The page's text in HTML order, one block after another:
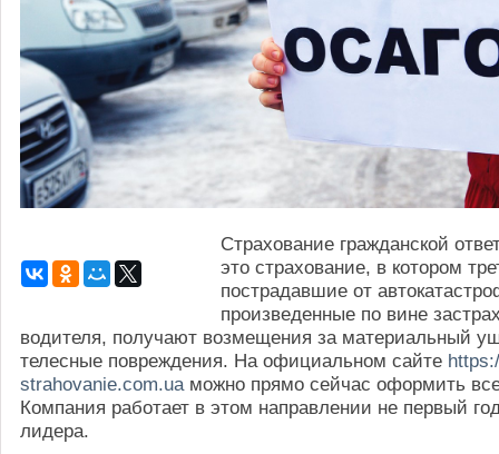
Страхование гражданской
это страхование, в котором
пострадавшие от
произведенные по вине
водителя, получают возмещения за материальный
телесные повреждения. На официальном сайте
strahovanie.com.ua можно прямо сейчас оформить
Компания работает в этом направлении не первый
лидера.